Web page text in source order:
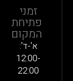
זמני
פתיחת
המקום
א'-ד':
12:00-
22:00